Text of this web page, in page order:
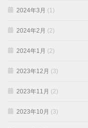
2024年3月 (1)
2024年2月 (2)
2024年1月 (2)
2023年12月 (3)
2023年11月 (2)
2023年10月 (3)